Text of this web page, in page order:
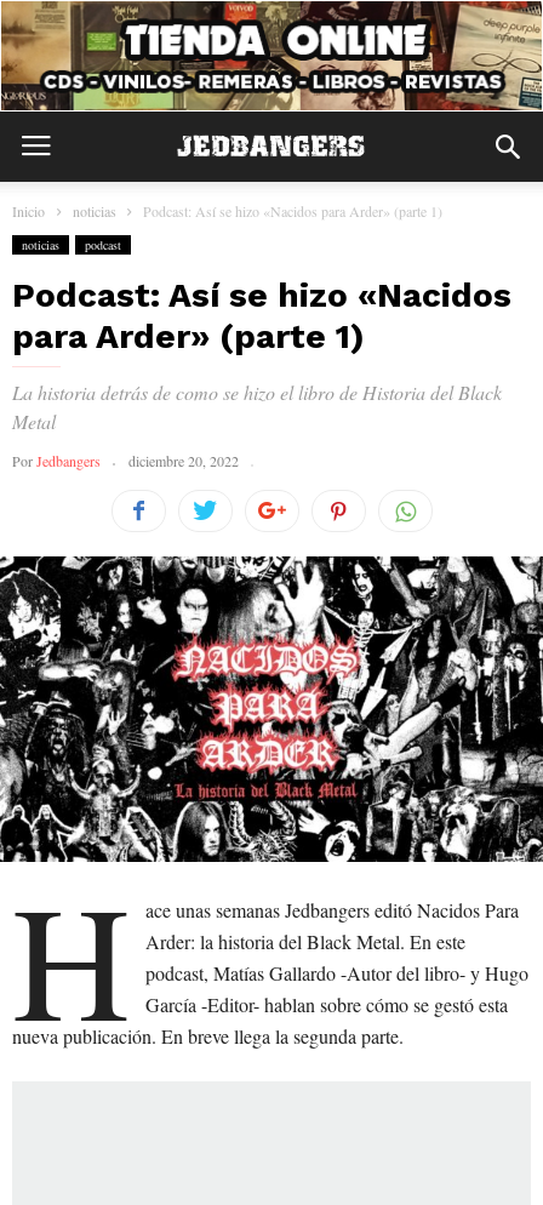
Inicio noticias Podcast: Así se hizo «Nacidos para Arder» (parte 1)
noticias podcast
Podcast: Así se hizo «Nacidos
para Arder» (parte 1)
La historia detrás de como se hizo el libro de Historia del Black
Metal
PorJedbangers diciembre 20, 2022
H
ace unas semanas Jedbangers editó Nacidos Para
Arder: la historia del Black Metal. En este
podcast, Matías Gallardo -Autor del libro- y Hugo
García -Editor- hablan sobre cómo se gestó esta
nueva publicación. En breve llega la segunda parte.